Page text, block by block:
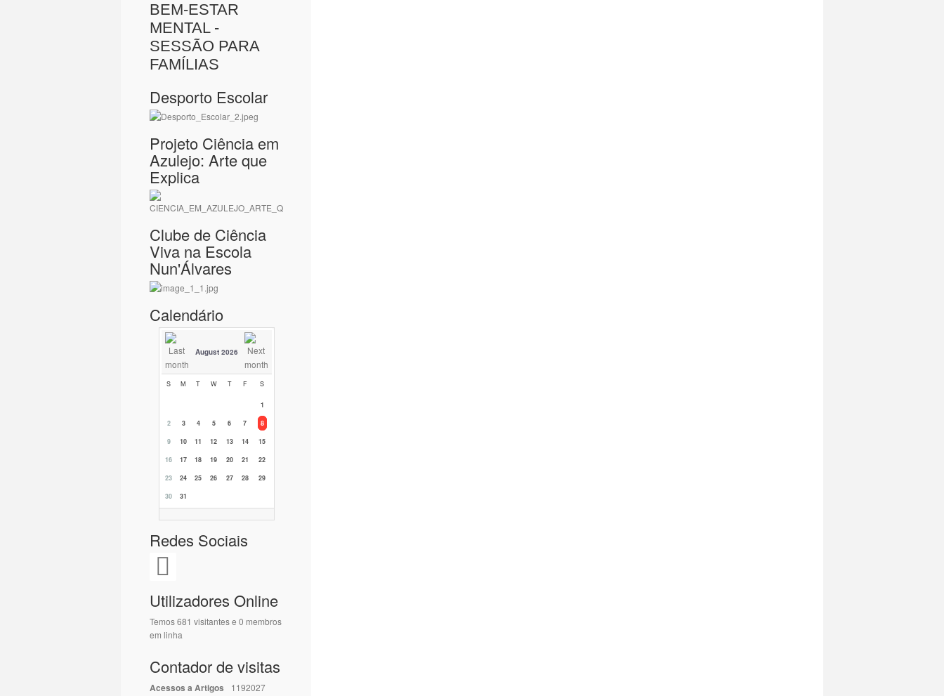
BEM-ESTAR
MENTAL -
SESSÃO PARA
FAMÍLIAS
Desporto Escolar
Projeto Ciência em
Azulejo: Arte que
Explica
Clube de Ciência
Viva na Escola
Nun'Álvares
Calendário
August 2026
S M T W T F S
1
2
3 4 5 6 7
8
9
10 11 12 13 14
15
16
17 18 19 20 21
22
23
24 25 26 27 28
29
30
31
Redes Sociais
Utilizadores Online
Temos 681 visitantes e 0 membros
em linha
Contador de visitas
Acessos a Artigos 1192027